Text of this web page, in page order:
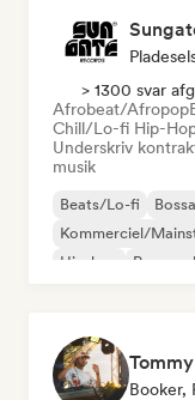
> 1300 svar
Afrobeat/Afropop
Chill/Lo-fi Hip-
Underskriv
musik
Beats/Lo-fi
Kommerciel/
Hip-hop
Pop-soul
Booker,